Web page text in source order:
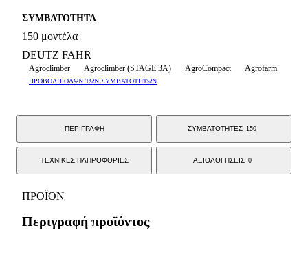
ΣΥΜΒΑΤΟΤΗΤΑ
150 μοντέλα
DEUTZ FAHR
Agroclimber Agroclimber (STAGE 3A) AgroCompact Agrofarm
ΠΡΟΒΟΛΗ ΟΛΩΝ ΤΩΝ ΣΥΜΒΑΤΟΤΗΤΩΝ
ΠΕΡΙΓΡΑΦΗ ΣΥΜΒΑΤΟΤΗΤΕΣ 150
ΤΕΧΝΙΚΕΣ ΠΛΗΡΟΦΟΡΙΕΣ ΑΞΙΟΛΟΓΗΣΕΙΣ 0
ΠΡΟΪΟΝ
Περιγραφή προϊόντος